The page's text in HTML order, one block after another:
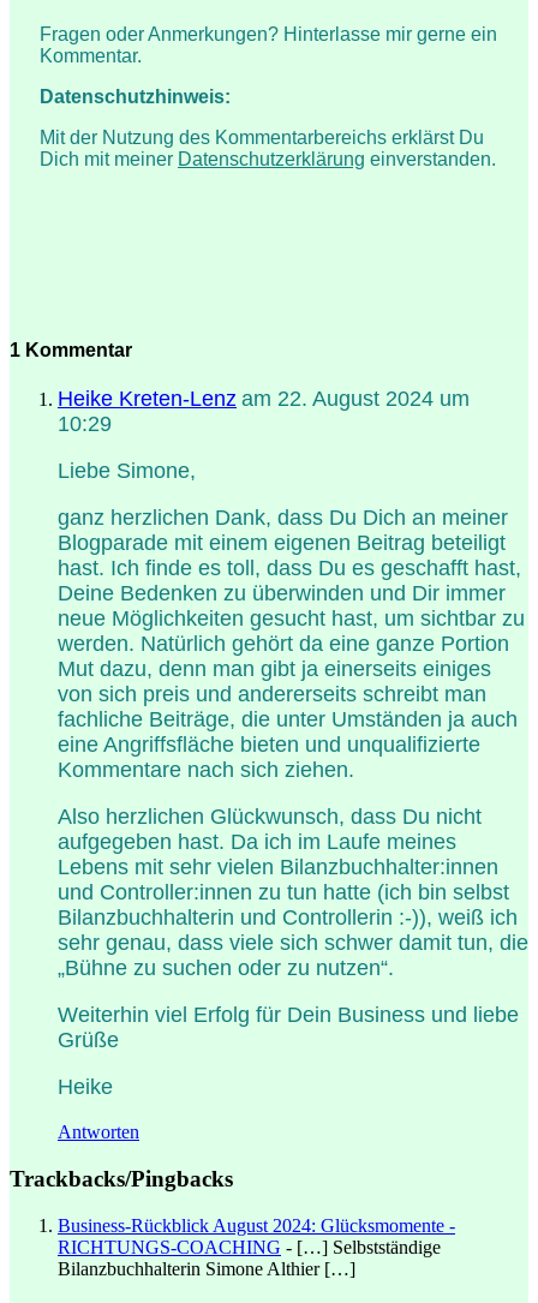
Fragen oder Anmerkungen? Hinterlasse mir gerne ein
Kommentar.
Datenschutzhinweis:
Mit der Nutzung des Kommentarbereichs erklärst Du
Dich mit meiner Datenschutzerklärung einverstanden.
1 Kommentar
Heike Kreten-Lenz am 22. August 2024 um
10:29
Liebe Simone,
ganz herzlichen Dank, dass Du Dich an meiner
Blogparade mit einem eigenen Beitrag beteiligt
hast. Ich finde es toll, dass Du es geschafft hast,
Deine Bedenken zu überwinden und Dir immer
neue Möglichkeiten gesucht hast, um sichtbar zu
werden. Natürlich gehört da eine ganze Portion
Mut dazu, denn man gibt ja einerseits einiges
von sich preis und andererseits schreibt man
fachliche Beiträge, die unter Umständen ja auch
eine Angriffsfläche bieten und unqualifizierte
Kommentare nach sich ziehen.
Also herzlichen Glückwunsch, dass Du nicht
aufgegeben hast. Da ich im Laufe meines
Lebens mit sehr vielen Bilanzbuchhalter:innen
und Controller:innen zu tun hatte (ich bin selbst
Bilanzbuchhalterin und Controllerin :-)), weiß ich
sehr genau, dass viele sich schwer damit tun, die
„Bühne zu suchen oder zu nutzen“.
Weiterhin viel Erfolg für Dein Business und liebe
Grüße
Heike
Antworten
Trackbacks/Pingbacks
Business-Rückblick August 2024: Glücksmomente -
RICHTUNGS-COACHING - […] Selbstständige
Bilanzbuchhalterin Simone Althier […]